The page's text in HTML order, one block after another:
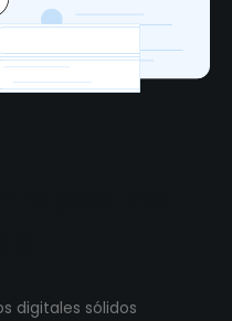
digitales sólidos